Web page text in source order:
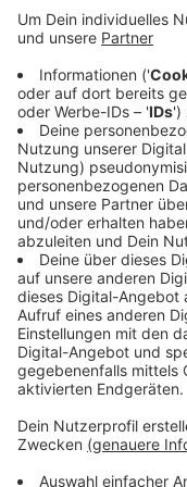
in einem Fall
Die Tat hat sich
Angeklagten wird
Wohnungsfenster
aufsprang. Dann
gestiegen sein und
Messer bedroht
und 230 Euro aus
und geflohen sein.
Verletzt wurde bei
Anzeige